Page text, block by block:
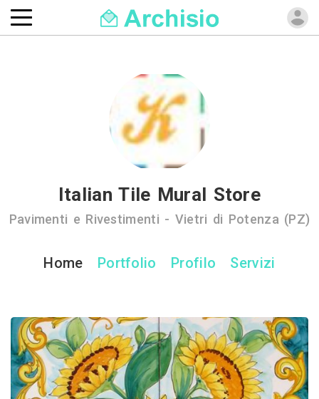
Italian Tile Mural Store
Pavimenti e Rivestimenti - Vietri di Potenza (PZ)
Home Portfolio Profilo Servizi